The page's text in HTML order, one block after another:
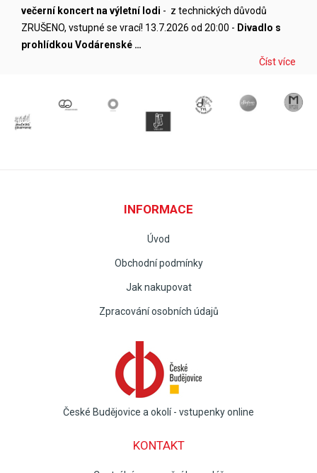
večerní koncert na výletní lodi - z technických důvodů
ZRUŠENO, vstupné se vrací! 13.7.2026 od 20:00 - Divadlo s
prohlídkou Vodárenské …
Číst více
INFORMACE
Úvod
Obchodní podmínky
Jak nakupovat
Zpracování osobních údajů
České Budějovice a okolí - vstupenky online
KONTAKT